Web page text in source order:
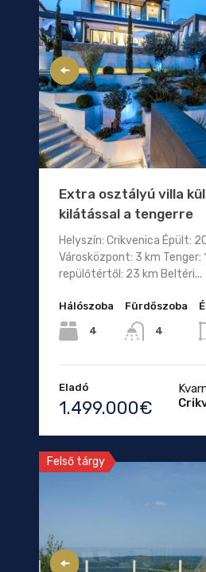
Extra osztályú villa
kilátással a tengerre
Helyszín: Crikvenica Épült:
Városközpont: 3 km Tenger:
repülőtértől: 23 km Beltéri...
Hálószoba
4
Fürdőszoba
4
Eladó
1.499.000€
Felső tárgy